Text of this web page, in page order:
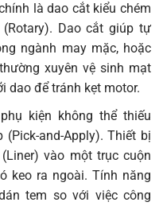
là dao cắt kiểu chém
Dao cắt giúp tự
ngành may mặc, hoặc
xuyên vệ sinh mạt
dao để tránh kẹt motor.
kiện không thể thiếu
and-Apply). Thiết bị
vào một trục cuộn
keo ra ngoài. Tính năng
tem so với việc công